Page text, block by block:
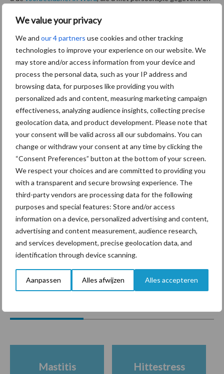
We value your privacy
We and our 4 partners use cookies and other tracking
technologies to improve your experience on our website. We
may store and/or access information from your device and
process the personal data, such as your IP address and
browsing data, for purposes like providing you with
personalized ads and content, measuring marketing campaign
effectiveness, analyzing audience insights, collecting precise
geolocation data, and product development. Please note that
your consent will be valid across all our subdomains. You can
change or withdraw your consent at any time by clicking the
“Consent Preferences” button at the bottom of your screen.
We respect your choices and are committed to providing you
with a transparent and secure browsing experience. The
third-party vendors are processing data for the following
purposes and special features: Store and/or access
information on a device, personalized advertising and content,
advertising and content measurement, audience research,
and services development, precise geolocation data, and
identification through device scanning.
Aanpassen Alles afwijzen Alles accepteren
januari bij RVO binnen zijn.
Aanbevolen voor jou!
ForFarmers ziet volume en
marktaandeel groeien in
krimpende Nederlandse
markt
Tien praktische tips voor
een langere levensduur
“Vraag naar praktische
hygieneoplossingen is in
Polen groter dan ooit”
Mastitis Hittestress